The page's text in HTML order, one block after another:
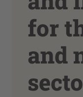
for
and